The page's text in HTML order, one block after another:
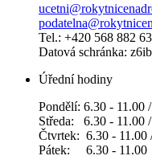
Tel.: +420 568 882
Datová schránka:
Úřední hodiny
Pondělí: 6.30 - 11.00
Středa: 6.30 - 11.00
Čtvrtek: 6.30 - 11.00
Pátek: 6.30 - 11.00